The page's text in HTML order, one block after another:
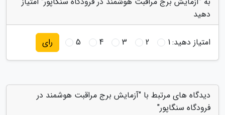
دهید
امتیاز دهید:1
2
3
4
5 رای
دیدگاه های مرتبط با "آزمایش برج مراقبت هوشمند در
فرودگاه سنگاپور"